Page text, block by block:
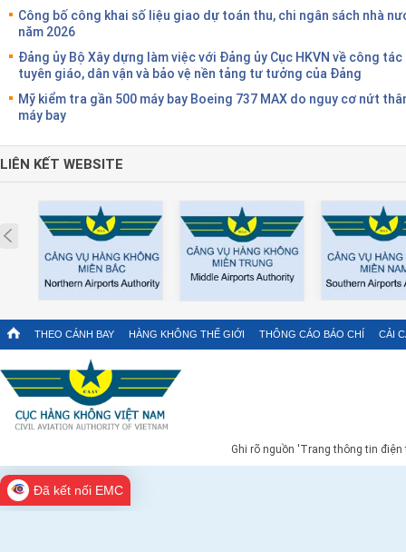
Công bố công khai số liệu giao dự toán thu, chi ngân sách nhà
năm 2026
Đảng ủy Bộ Xây dựng làm việc với Đảng ủy Cục HKVN về công tác
tuyên giáo, dân vận và bảo vệ nền tảng tư tưởng của Đảng
Mỹ kiểm tra gần 500 máy bay Boeing 737 MAX do nguy cơ nứt
máy bay
LIÊN KẾT WEBSITE
Prev
THEO CÁNH BAY HÀNG KHÔNG THẾ GIỚI THÔNG CÁO BÁO CHÍ CẢI
Ghi rõ nguồn 'Trang thông tin
Đã kết nối EMC